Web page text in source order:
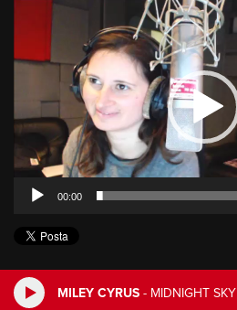
MILEY CYRUS - MIDNIGHT SKY
00:00